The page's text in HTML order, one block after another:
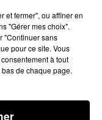
de
on est monté
d’avoir partagé ce
et fermer", ou affiner en
"Gérer mes choix".
"Continuer sans
pour ce site. Vous
à tout
de chaque page.